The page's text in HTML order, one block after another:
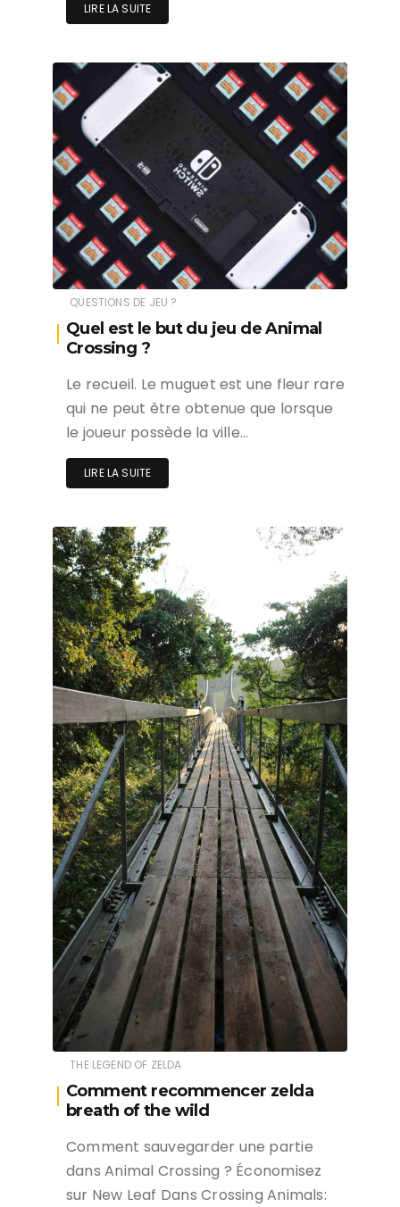
LIRE LA SUITE
QUESTIONS DE JEU ?
Quel est le but du jeu de Animal
Crossing ?
Le recueil. Le muguet est une fleur rare
qui ne peut être obtenue que lorsque
le joueur possède la ville…
LIRE LA SUITE
THE LEGEND OF ZELDA
Comment recommencer zelda
breath of the wild
Comment sauvegarder une partie
dans Animal Crossing ? Économisez
sur New Leaf Dans Crossing Animals: